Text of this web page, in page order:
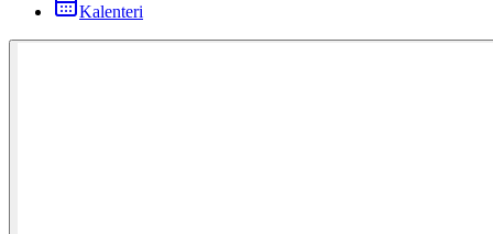
Kalenteri